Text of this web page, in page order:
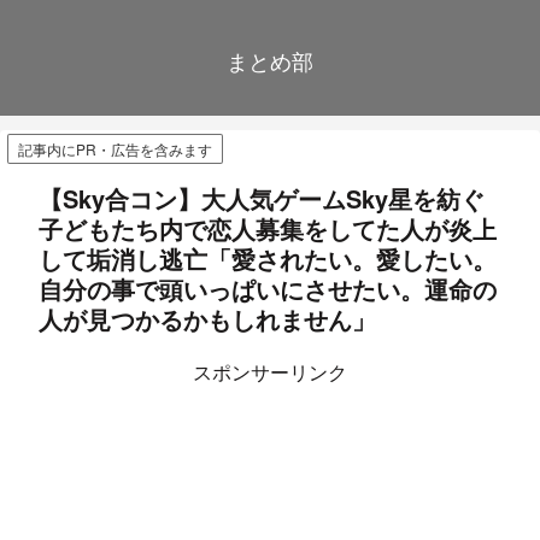
まとめ部
記事内にPR・広告を含みます
【Sky合コン】大人気ゲームSky星を紡ぐ
子どもたち内で恋人募集をしてた人が炎上
して垢消し逃亡「愛されたい。愛したい。
自分の事で頭いっぱいにさせたい。運命の
人が見つかるかもしれません」
スポンサーリンク